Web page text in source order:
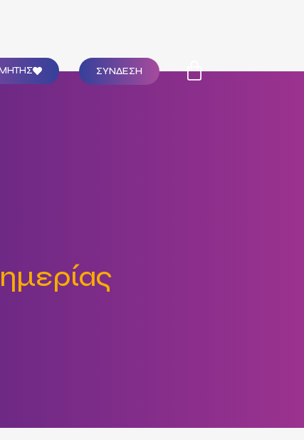
ΣΥΝΔΕΣΗ